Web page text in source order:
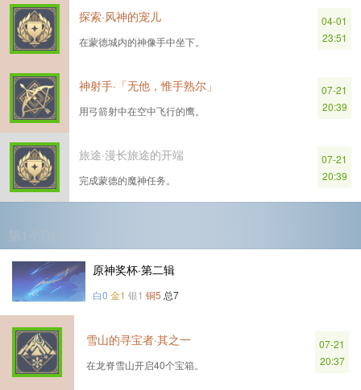
探索·风神的宠儿
在蒙德城内的神像手中坐下。
04-01
23:51
神射手·「无他，惟手熟尔」
用弓箭射中在空中飞行的鹰。
07-21
20:39
旅途·漫长旅途的开端
完成蒙德的魔神任务。
07-21
20:39
原神奖杯·第二辑
白0 金1 银1 铜5 总7
雪山的寻宝者·其之一
在龙脊雪山开启40个宝箱。
07-21
20:37